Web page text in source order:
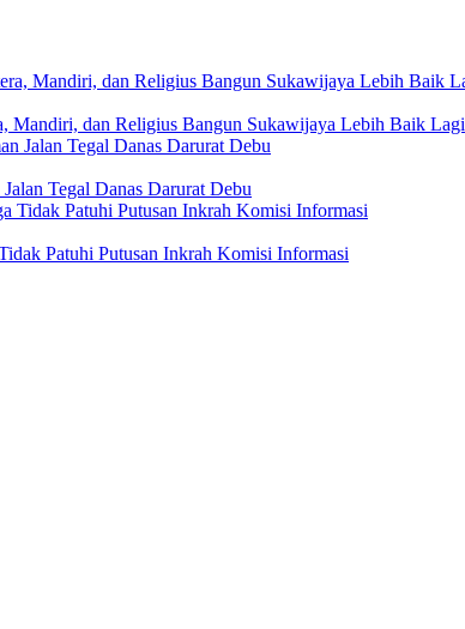
Mandiri, dan Religius Bangun Sukawijaya Lebih Baik Lagi
Tegal Danas Darurat Debu
Patuhi Putusan Inkrah Komisi Informasi